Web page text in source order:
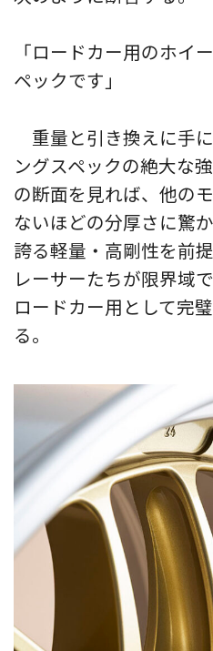
「ロードカー用のホイ
ペックです」
重量と引き換えに手
ングスペックの絶大な
の断面を見れば、他の
ないほどの分厚さに驚
誇る軽量・高剛性を前
レーサーたちが限界域
ロードカー用として完
る。